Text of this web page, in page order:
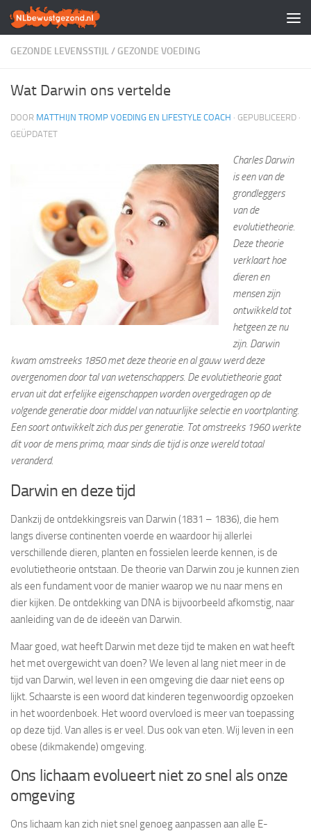
Doorgaan naar inhoud
GEZONDE LEVENSSTIJL/ GEZONDE VOEDING
Wat Darwin ons vertelde
DOOR MATTHIJN TROMP VOEDING EN LIFESTYLE COACH · GEPUBLICEERD ·
GEÜPDATET
Charles Darwin
is een van de
grondleggers
van de
evolutietheorie.
Deze theorie
verklaart hoe
dieren en
mensen zijn
ontwikkeld tot
hetgeen ze nu
zijn. Darwin
kwam omstreeks 1850 met deze theorie en al gauw werd deze
overgenomen door tal van wetenschappers. De evolutietheorie gaat
ervan uit dat erfelijke eigenschappen worden overgedragen op de
volgende generatie door middel van natuurlijke selectie en voortplanting.
Een soort ontwikkelt zich dus per generatie. Tot omstreeks 1960 werkte
dit voor de mens prima, maar sinds die tijd is onze wereld totaal
veranderd.
Darwin en deze tijd
Dankzij de ontdekkingsreis van Darwin (1831 – 1836), die hem
langs diverse continenten voerde en waardoor hij allerlei
verschillende dieren, planten en fossielen leerde kennen, is de
evolutietheorie ontstaan. De theorie van Darwin zou je kunnen zien
als een fundament voor de manier waarop we nu naar mens en
dier kijken. De ontdekking van DNA is bijvoorbeeld afkomstig, naar
aanleiding van de de ideeën van Darwin.
Maar goed, wat heeft Darwin met deze tijd te maken en wat heeft
het met overgewicht van doen? We leven al lang niet meer in de
tijd van Darwin, wel leven in een omgeving die daar niet eens op
lijkt. Schaarste is een woord dat kinderen tegenwoordig opzoeken
in het woordenboek. Het woord overvloed is meer van toepassing
op deze tijd. Van alles is er veel. Dus ook van eten. Wij leven in een
obese (dikmakende) omgeving.
Ons lichaam evolueert niet zo snel als onze
omgeving
Ons lichaam kan zich niet snel genoeg aanpassen aan alle E-